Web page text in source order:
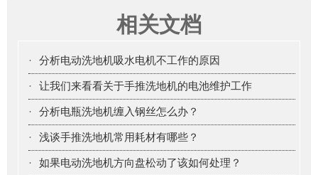
相关文档
· 分析电动洗地机吸水电机不工作的原因
· 让我们来看看关于手推洗地机的电池维护工作
· 分析电瓶洗地机缠入钢丝怎么办？
· 浅谈手推洗地机常用耗材有哪些？
· 如果电动洗地机方向盘松动了该如何处理？